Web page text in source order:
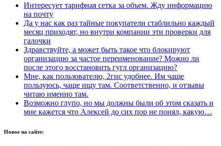
Интересует тарифная сетка за объем. Жду информацию
на почту
Да у нас как раз тайные покупатели стаблильно каждый
месяц приходят, но внутри компании эти проверки для
галочки
Здравствуйте, а может быть такое что блокируют
организацию за частое переименование? Можно ли
после этого восстановить гугл организацию?
Мне, как пользователю, 2гис удобнее. Им чаще
пользуюсь, чаще ищу там. Соответственно, и отзывы
читаю именно там.
Возможно глупо, но мы должны были об этом сказать и
мне кажется что Алексей до сих пор не понял, какую…
Новое на сайте: